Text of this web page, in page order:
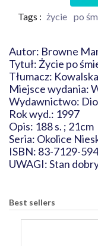
Tags : życie po
Autor: Browne
Tytuł: Życie po
Tłumacz:
Miejsce wydania:
Wydawnictwo:
Rok wyd.: 1997
Opis: 188 s. ; 21cm
Seria: Okolice
ISBN: 83-7129-
UWAGI: Stan
Best sellers